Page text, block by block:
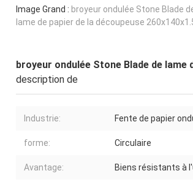
Image Grand : broyeur ondulée Stone Blade
lame de papier de la découpeuse
broyeur ondulée Stone Blade de lame
description de
Industrie: Fente de papier
forme: Circulaire
Avantage: Biens résistants à